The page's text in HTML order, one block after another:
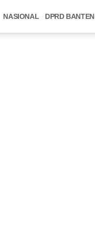
NASIONAL DPRD BANTEN